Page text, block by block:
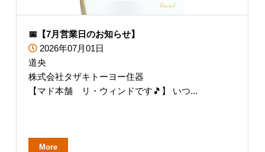
📅【7月営業日のお知らせ】
2026年07月01日
道央
株式会社タザキトーヨー住器
【マド本舗 リ・ウィンドです🎵】 いつ...
More